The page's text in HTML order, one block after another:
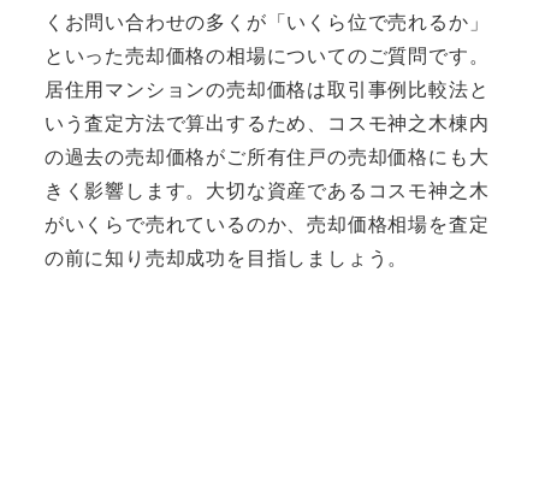
くお問い合わせの多くが「いくら位で売れるか」
といった売却価格の相場についてのご質問です。
居住用マンションの売却価格は取引事例比較法と
いう査定方法で算出するため、コスモ神之木棟内
の過去の売却価格がご所有住戸の売却価格にも大
きく影響します。大切な資産であるコスモ神之木
がいくらで売れているのか、売却価格相場を査定
の前に知り売却成功を目指しましょう。